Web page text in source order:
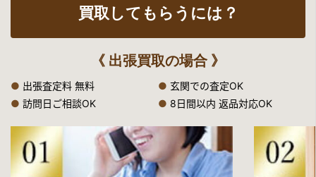
買取してもらうには？
《 出張買取の場合 》
● 出張査定料 無料 ● 玄関での査定OK
● 訪問日ご相談OK ● 8日間以内 返品対応OK